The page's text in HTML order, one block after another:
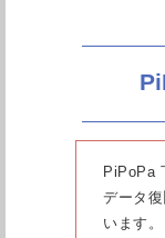
PiPoPa
データ
います